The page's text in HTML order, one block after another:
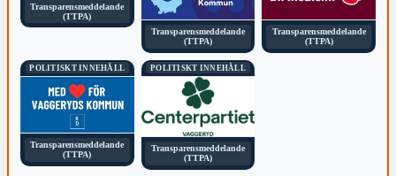
Transparensmeddelande
(TTPA)
Transparensmeddelande
(TTPA)
Transparensmeddelande
(TTPA)
POLITISKT INNEHÅLL
Transparensmeddelande
(TTPA)
POLITISKT INNEHÅLL
Transparensmeddelande
(TTPA)